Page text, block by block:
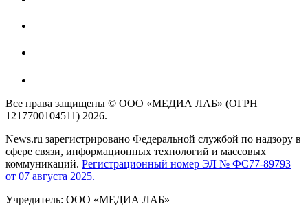
Все права защищены © ООО «МЕДИА ЛАБ» (ОГРН
1217700104511) 2026.
News.ru зарегистрировано Федеральной службой по надзору в
сфере связи, информационных технологий и массовых
коммуникаций. Регистрационный номер ЭЛ № ФС77-89793
от 07 августа 2025.
Учредитель: ООО «МЕДИА ЛАБ»